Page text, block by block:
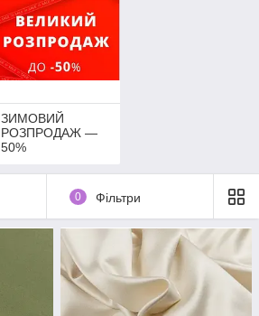
ЗИМОВИЙ
РОЗПРОДАЖ —
50%
0 Фільтри